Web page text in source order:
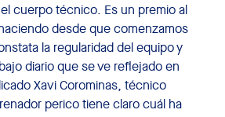
cuerpo técnico. Es un premio al
desde que comenzamos
la regularidad del equipo y
diario que se ve reflejado en
Xavi Corominas, técnico
perico tiene claro cuál ha